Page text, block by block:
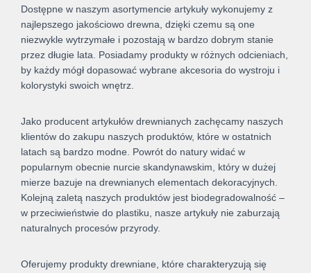
Dostępne w naszym asortymencie artykuły wykonujemy z
najlepszego jakościowo drewna, dzięki czemu są one
niezwykle wytrzymałe i pozostają w bardzo dobrym stanie
przez długie lata. Posiadamy produkty w różnych odcieniach,
by każdy mógł dopasować wybrane akcesoria do wystroju i
kolorystyki swoich wnętrz.
Jako producent artykułów drewnianych zachęcamy naszych
klientów do zakupu naszych produktów, które w ostatnich
latach są bardzo modne. Powrót do natury widać w
popularnym obecnie nurcie skandynawskim, który w dużej
mierze bazuje na drewnianych elementach dekoracyjnych.
Kolejną zaletą naszych produktów jest biodegradowalność –
w przeciwieństwie do plastiku, nasze artykuły nie zaburzają
naturalnych procesów przyrody.
Oferujemy produkty drewniane, które charakteryzują się